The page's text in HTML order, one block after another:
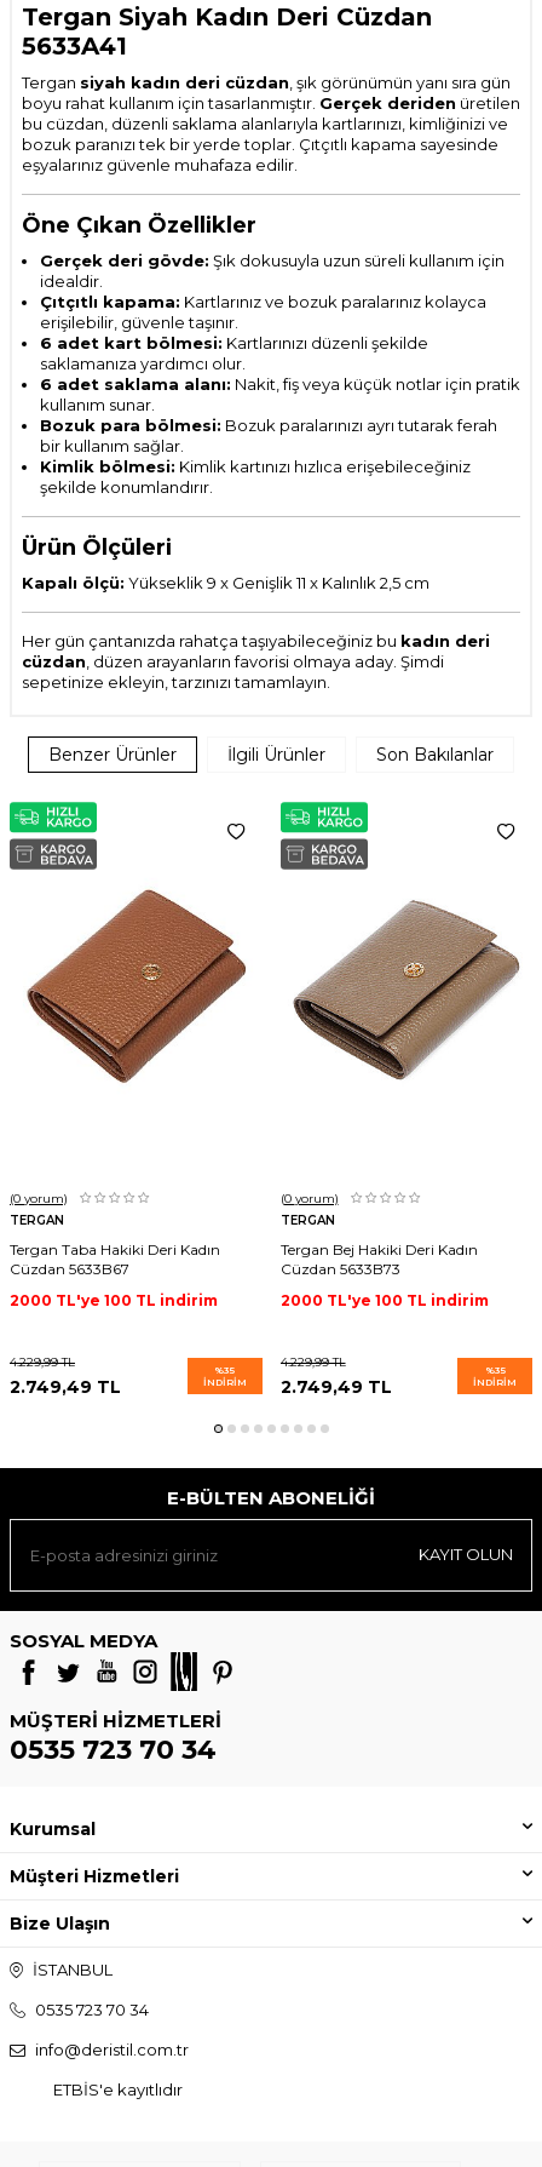
Tergan Siyah Kadın Deri Cüzdan
5633A41
Tergan siyah kadın deri cüzdan , şık görünümün yanı sıra gün
boyu rahat kullanım için tasarlanmıştır. Gerçek deriden üretilen
bu cüzdan, düzenli saklama alanlarıyla kartlarınızı, kimliğinizi ve
bozuk paranızı tek bir yerde toplar. Çıtçıtlı kapama sayesinde
eşyalarınız güvenle muhafaza edilir.
Öne Çıkan Özellikler
Gerçek deri gövde: Şık dokusuyla uzun süreli kullanım için
idealdir.
Çıtçıtlı kapama: Kartlarınız ve bozuk paralarınız kolayca
erişilebilir, güvenle taşınır.
6 adet kart bölmesi: Kartlarınızı düzenli şekilde
saklamanıza yardımcı olur.
6 adet saklama alanı: Nakit, fiş veya küçük notlar için pratik
kullanım sunar.
Bozuk para bölmesi: Bozuk paralarınızı ayrı tutarak ferah
bir kullanım sağlar.
Kimlik bölmesi: Kimlik kartınızı hızlıca erişebileceğiniz
şekilde konumlandırır.
Ürün Ölçüleri
Kapalı ölçü: Yükseklik 9 x Genişlik 11 x Kalınlık 2,5 cm
Her gün çantanızda rahatça taşıyabileceğiniz bu kadın deri
cüzdan , düzen arayanların favorisi olmaya aday. Şimdi
sepetinize ekleyin, tarzınızı tamamlayın.
Benzer Ürünler İlgili Ürünler Son Bakılanlar
(0 yorum)
TERGAN
Tergan Taba Hakiki Deri Kadın
Cüzdan 5633B67
2000 TL'ye 100 TL indirim
4.229,99TL
2.749,49 TL
%35
İNDIRIM
(0 yorum)
TERGAN
Tergan Bej Hakiki Deri Kadın
Cüzdan 5633B73
2000 TL'ye 100 TL indirim
4.229,99TL
2.749,49 TL
%35
İNDIRIM
E-BÜLTEN ABONELIĞI
KAYIT OLUN
SOSYAL MEDYA
MÜŞTERI HIZMETLERI
0535 723 70 34
Kurumsal
Müşteri Hizmetleri
Bize Ulaşın
İSTANBUL
0535 723 70 34
info@deristil.com.tr
ETBİS'e kayıtlıdır